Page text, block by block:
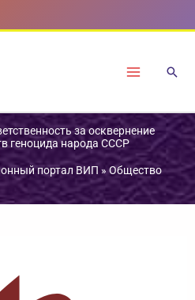
за осквернение
геноцида народа СССР
портал ВИП»Общество